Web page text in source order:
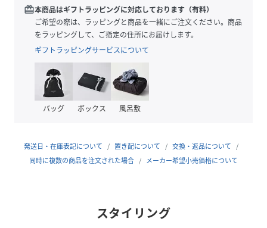
に合わせていただけます。
裾に向かって少し広がるシルエットがウエスト周りをよりす
っきりと綺麗に見せてくれます。
ウールを使用した生地ですが、肌触りも良くとても軽い着心
地です。
薄過ぎず程良い肉感で、透け感はありません。
アクセントのウエストボタンも可愛いポイント。
またパソコン・スマートフォンなどの環境により、製品と画
像のカラーが異なる場合もございます。
レディース
redeem本商品はギフトラッピングに対応しております（有料）
ご希望の際は、ラッピングと商品を一緒にご注文ください。商品
をラッピングして、ご指定の住所にお届けします。
ギフトラッピングサービスについて
バッグ ボックス 風呂敷
発送日・在庫表記について 置き配について
交換・返品について
同時に複数の商品を注文された場合
メーカー希望小売価格について
スタイリング